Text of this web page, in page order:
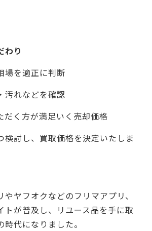
わり
を適正に判断
れなどを確認
く方が満足いく売却価格
検討し、買取価格を決定いたしま
ヤフオクなどのフリマアプリ、
トが普及し、リユース品を手に取
代になりました。